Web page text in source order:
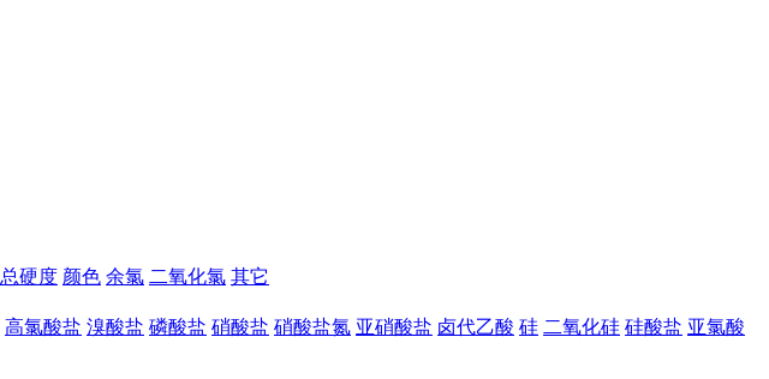
总硬度 颜色 余氯 二氧化氯 其它
高氯酸盐 溴酸盐 磷酸盐 硝酸盐 硝酸盐氮 亚硝酸盐 卤代乙酸 硅 二氧化硅 硅酸盐 亚氯酸